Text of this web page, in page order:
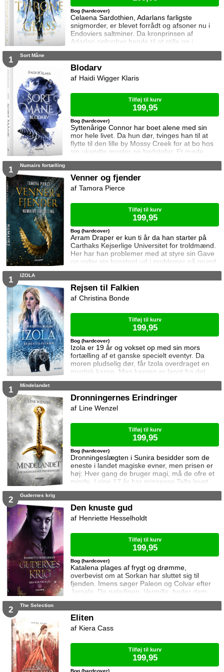
Celaena Sardothien, Adarlans farligste
snigmorder, er blevet forrådt og afsoner nu i
Endoviers saltminer. Da kronprinsen af
Adarlan opfordrer hende til at stille op i
konkurrencen om at blive kongens forkæmper,
frihed. For at vinde skal hun slå sine barske
og kriminelle, som bestemt ikke tøver med at
Bog (hardcover)
1 Sort Måne
Blodarv
Syttenårige Connor har boet alene med sin
mor hele livet. Da hun dør, tvinges han til at
flytte til den lille by Mossy Creek for at bo hos
sin ukendte moster og bedstefar. Et møde
med den mystiske Amelia bliver starten på en
begyndt, for byen gemmer på en mørk
hemmelighed, og mange ønsker ikke at se
dem sammen.
Bog (hardcover)
Haidi Wigger Klaris
Tilføj til kurv
199,95
1 Numairs fortælling
Venner og fjender
Arram Draper er kun ti år da han starter på
Carthaks Kejserlige Universitet for troldmænd.
Her har han problemer med at styre sin Gave
og roder sig konstant ud i problemer på grund
af sin nysgerrige natur. Hans store evner og
for ham at finde venner, men efter et uheld
med magi i sin klasse møder han Varissa og
Ozorne. Det bliver starten på et fantastisk
Bog (hardcover)
Tamora Pierce
Tilføj til kurv
199,95
1 IZOLA
Rejsen til Falkien
Izola er 19 år og vokset op med sin mors
fortælling af et ganske specielt eventyr. Da
moren pludselig dør, får Izola overdraget en
mystisk kasse. Men kassen er langt fra det
eneste som moren har holdt skjult. Inden
verden hvor hun må kæmpe for at overleve og
samtidig opklare morens rolle der viser sig at
være skæbnesvanger for Izolas fremtid. Er
Bog (hardcover)
Christina Bonde
Tilføj til kurv
199,95
1 Mindelandet
Dronningernes Erindringer
Dronningeslægten i Sunira besidder som de
eneste i landet magiske evner, men prisen er
høj: Hver gang de bruger magi, må de ofre et
minde. I sine 17 år har prinsesse Tella levet
beskyttet på slottet sammen med sin mor
en udstødt adelig fra Leonoras fortid, dukker
op og truer med at afsløre dronningernes
hemmeligheder. Leonoras minder fra dengang
Bog (hardcover)
Line Wenzel
Tilføj til kurv
199,95
2 Gudernes krig
Den knuste gud
Katalena plages af frygt og drømme,
overbevist om at Sorkan har sluttet sig til
fjenden. Imens søger Paleon og Colvar efter
Jarsala. Da paladinen, Vermilla, beder dem
tage med på diplomatisk rejse, får de selskab
er opslugt af hævntørst, og måske ikke bare er
til den røde ørken og senere langt om bag
Bog (hardcover)
Henriette Hesselholdt
Tilføj til kurv
199,95
2 The Selection
Eliten
Bog (hardcover)
Kiera Cass
Tilføj til kurv
199,95